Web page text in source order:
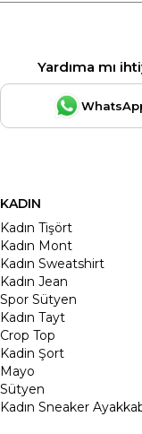
Yardıma mı
KADIN
Kadın Tişört
Kadın Mont
Kadın Sweatshirt
Kadın Jean
Spor Sütyen
Kadın Tayt
Crop Top
Kadin Şort
Mayo
Sütyen
Kadın Sneaker